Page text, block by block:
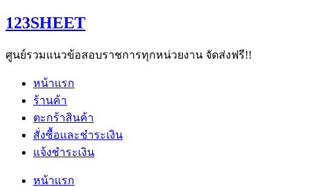
Skip
to
123SHEET
ศูนย์รวมแนวข้อสอบราชการทุกหน่วยงาน จัดส่งฟรี!!
หน้าแรก
ร้านค้า
ตะกร้าสินค้า
สั่งซื้อและชำระเงิน
แจ้งชำระเงิน
หน้าแรก